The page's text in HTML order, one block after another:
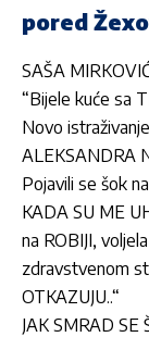
pored
SAŠA
“Bijele kuće sa
Novo
ALEKSANDRA
Pojavili se šok
KADA SU ME
na ROBIJI,
zdravstvenom
OTKAZUJU..“
JAK SMRAD SE